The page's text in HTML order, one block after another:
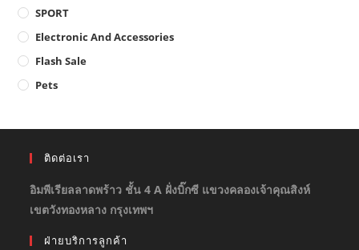
SPORT
Electronic And Accessories
Flash Sale
Pets
ติดต่อเรา
อิมพีเรียลลาดพร้าว ชั้น 4 A ฝั่งบิ๊กซี แขวงคลองเจ้าคุณสิงห์
เขตวังทองหลาง กรุงเทพฯ
ฝ่ายบริการลูกค้า